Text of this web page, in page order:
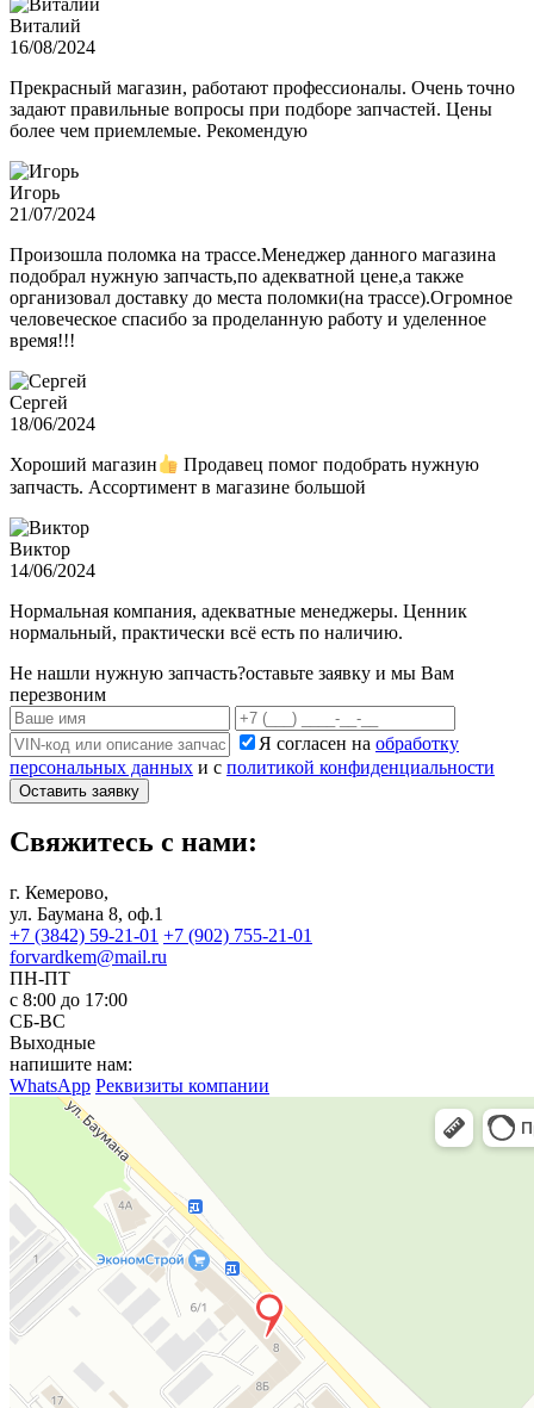
Виталий
16/08/2024
Прекрасный магазин, работают профессионалы. Очень точно
задают правильные вопросы при подборе запчастей. Цены
более чем приемлемые. Рекомендую
Игорь
21/07/2024
Произошла поломка на трассе.Менеджер данного магазина
подобрал нужную запчасть,по адекватной цене,а также
организовал доставку до места поломки(на трассе).Огромное
человеческое спасибо за проделанную работу и уделенное
время!!!
Сергей
18/06/2024
Хороший магазин
Продавец помог подобрать нужную
запчасть. Ассортимент в магазине большой
Виктор
14/06/2024
Нормальная компания, адекватные менеджеры. Ценник
нормальный, практически всё есть по наличию.
Не нашли нужную запчасть?оставьте заявку и мы Вам
перезвоним
Я согласен на обработку
персональных данных и с политикой конфиденциальности
Оставить заявку
Свяжитесь с нами:
г. Кемерово,
ул. Баумана 8, оф.1
+7 (3842) 59-21-01 +7 (902) 755-21-01
forvardkem@mail.ru
ПН-ПТ
с 8:00 до 17:00
СБ-ВС
Выходные
напишите нам:
WhatsApp Реквизиты компании